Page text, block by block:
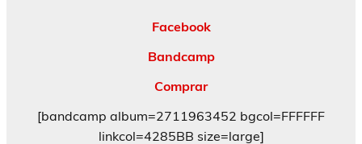
Facebook
Bandcamp
Comprar
[bandcamp album=2711963452 bgcol=FFFFFF
linkcol=4285BB size=large]